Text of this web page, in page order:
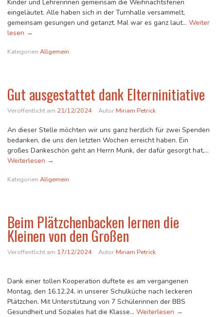
Kinder und Lehrerinnen gemeinsam die Weihnachtsferien
eingeläutet. Alle haben sich in der Turnhalle versammelt,
gemeinsam gesungen und getanzt. Mal war es ganz laut… Weiter
lesen Oh, du Fröhliche!
→
Kategorien Allgemein
Gut ausgestattet dank Elterninitiative
Veröffentlicht am 21/12/2024 AutorMiriam Petrick
An dieser Stelle möchten wir uns ganz herzlich für zwei Spenden
bedanken, die uns den letzten Wochen erreicht haben. Ein
großes Dankeschön geht an Herrn Munk, der dafür gesorgt hat,…
Weiterlesen Gut ausgestattet dank Elterninitiative
→
Kategorien Allgemein
Beim Plätzchenbacken lernen die
Kleinen von den Großen
Veröffentlicht am 17/12/2024 AutorMiriam Petrick
Dank einer tollen Kooperation duftete es am vergangenen
Montag, den 16.12.24, in unserer Schulküche nach leckeren
Plätzchen. Mit Unterstützung von 7 Schülerinnen der BBS
Gesundheit und Soziales hat die Klasse… Weiterlesen Beim
→